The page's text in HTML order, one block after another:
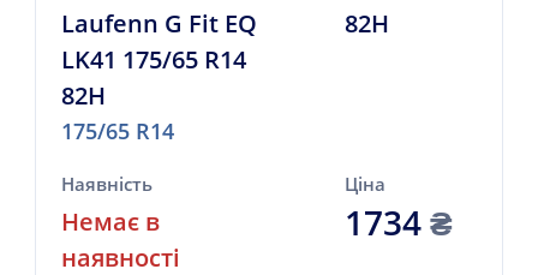
Laufenn G Fit EQ
LK41 175/65 R14
82H
175/65 R14
82H
Наявність
Немає в
наявності
Ціна
1734₴